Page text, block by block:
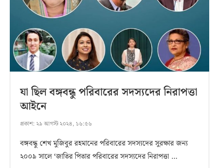
যা ছিল বঙ্গবন্ধু পরিবারের সদস্যদের নিরাপত্তা
আইনে
প্রকাশ: ২৯ আগস্ট ২০২৪, ১৬:৫৬
বঙ্গবন্ধু শেখ মুজিবুর রহমানের পরিবারের সদস্যদের সুরক্ষার জন্য
২০০৯ সালে ‘জাতির পিতার পরিবারের সদস্যদের নিরাপত্তা …